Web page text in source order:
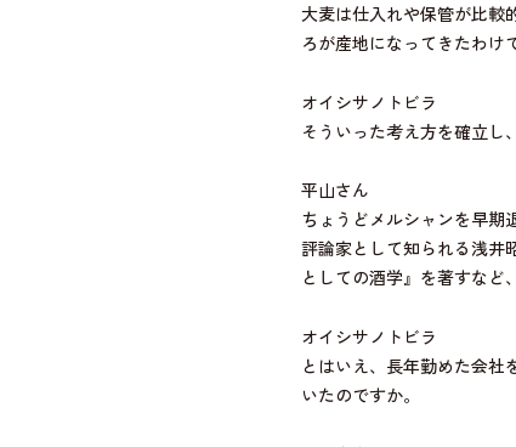
大麦は仕入れや保管が比較
ろが産地になってきたわけ
オイシサノトビラ
そういった考え方を確立し
平山さん
ちょうどメルシャンを早期
評論家として知られる浅井
としての酒学』を著すなど
オイシサノトビラ
とはいえ、長年勤めた会
いたのですか。